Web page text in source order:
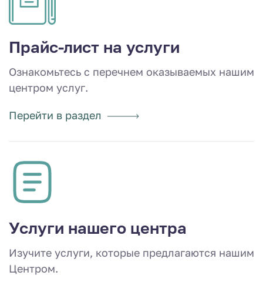
Прайс-лист на услуги
Ознакомьтесь с перечнем оказываемых нашим
центром услуг.
Перейти в раздел
Услуги нашего центра
Изучите услуги, которые предлагаются нашим
Центром.